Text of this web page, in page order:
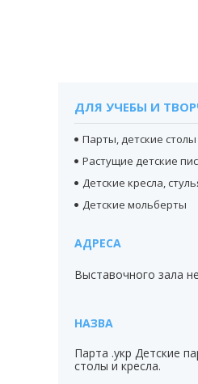
ДЛЯ УЧЕБЫ И
Парты, детские столы
Растущие детские
Детские кресла,
Детские мольберты
Выставочного зала
Парта .укр Детские
столы и кресла.